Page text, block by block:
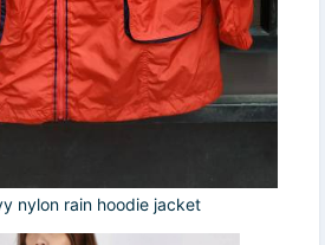
nylon rain hoodie jacket